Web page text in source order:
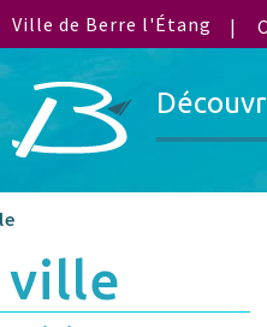
Ville de Berre l'Étang
ville